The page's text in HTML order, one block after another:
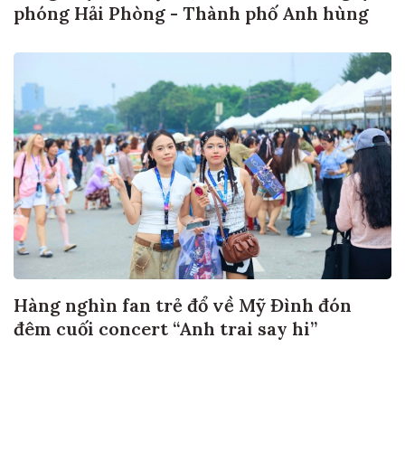
phóng Hải Phòng - Thành phố Anh hùng
Hàng nghìn fan trẻ đổ về Mỹ Đình đón
đêm cuối concert “Anh trai say hi”